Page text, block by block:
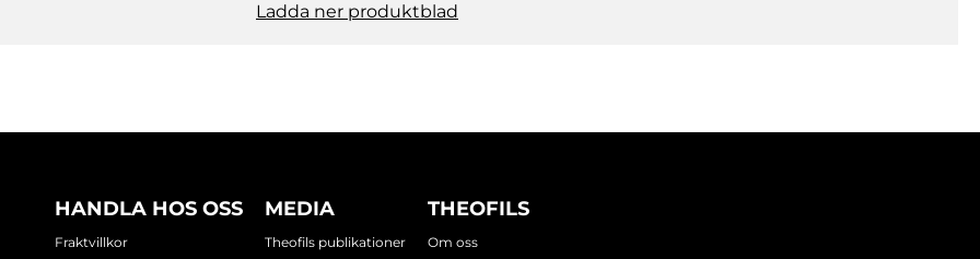
Ladda ner produktblad
HANDLA HOS OSS
Fraktvillkor
MEDIA
Theofils publikationer
THEOFILS
Om oss